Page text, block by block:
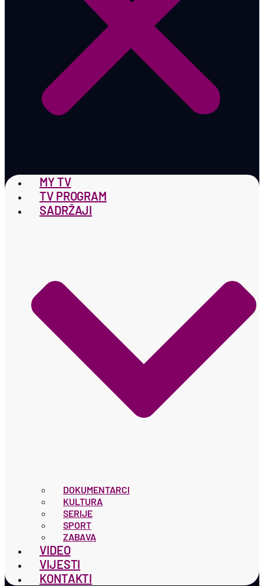
MY TV
TV PROGRAM
SADRŽAJI
DOKUMENTARCI
KULTURA
SERIJE
SPORT
ZABAVA
VIDEO
VIJESTI
KONTAKTI